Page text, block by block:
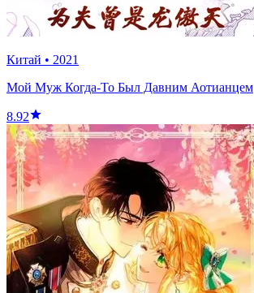
Китай • 2021
Мой Муж Когда-То Был Давним Аотианцем
8.92